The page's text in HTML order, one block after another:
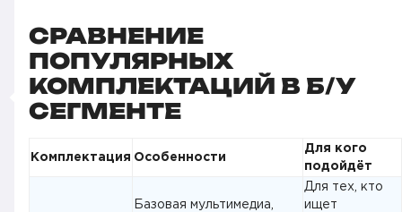
СРАВНЕНИЕ
ПОПУЛЯРНЫХ
КОМПЛЕКТАЦИЙ В Б/У
СЕГМЕНТЕ
Комплектация Особенности
Для кого
подойдёт
Базовая мультимедиа,
Для тех, кто
ищет